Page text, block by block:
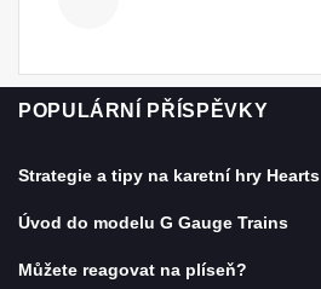
POPULÁRNÍ PŘÍSPĚVKY
Strategie a tipy na karetní hry Hearts
Úvod do modelu G Gauge Trains
Můžete reagovat na plíseň?